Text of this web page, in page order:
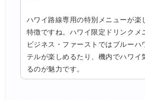
ハワイ路線専用の特別メニューが楽
特徴ですね。ハワイ限定ドリンクメ
ビジネス・ファーストではブルーハ
テルが楽しめるたり、機内でハワイ
るのが魅力です。